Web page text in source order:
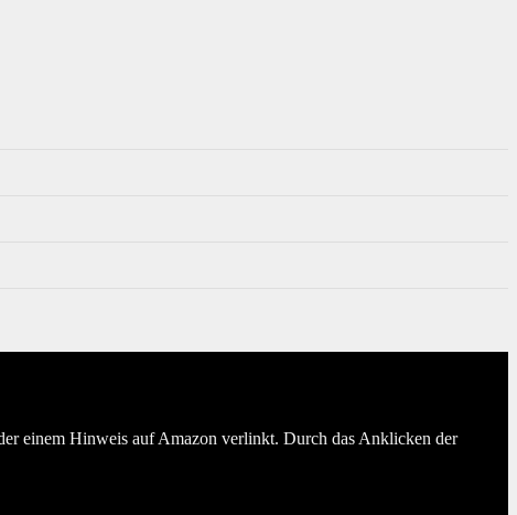
einem Hinweis auf Amazon verlinkt. Durch das Anklicken der